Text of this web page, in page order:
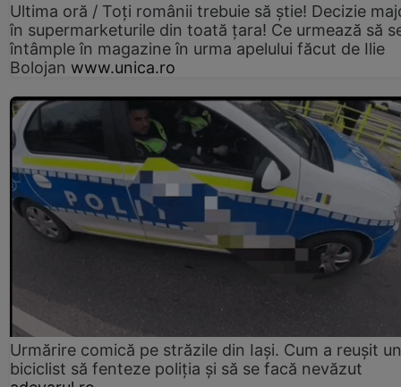
Ultima oră / Toți românii trebuie să știe! Decizie
în supermarketurile din toată țara! Ce urmează să
întâmple în magazine în urma apelului făcut de Ilie
Bolojan www.unica.ro
Urmărire comică pe străzile din Iași. Cum a reușit un
biciclist să fenteze poliția și să se facă nevăzut